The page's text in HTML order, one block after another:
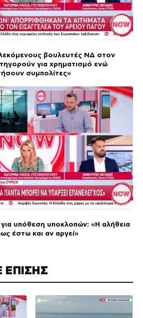
βουλευτές ΝΔ στον
για χρηματισμό ενώ
συμπολίτες»
υπόθεση υποκλοπών: «Η αλήθεια
έστω και αν αργεί»
ΕΠΙΣΗΣ